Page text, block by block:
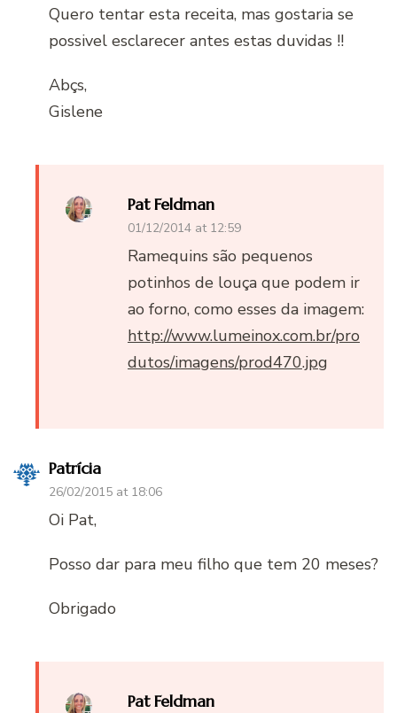
Quero tentar esta receita, mas gostaria se
possivel esclarecer antes estas duvidas !!
Abçs,
Gislene
Pat Feldman
01/12/2014 at 12:59
Ramequins são pequenos
potinhos de louça que podem ir
ao forno, como esses da imagem:
http://www.lumeinox.com.br/pro
dutos/imagens/prod470.jpg
Patrícia
26/02/2015 at 18:06
Oi Pat,
Posso dar para meu filho que tem 20 meses?
Obrigado
Pat Feldman